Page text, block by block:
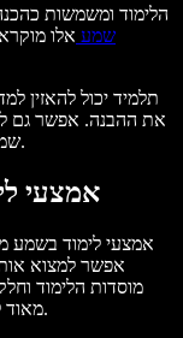
הלימוד ומשמשות
שמע אלו
תלמיד יכול להאזין
את ההבנה. אפשר גם
שמע מאפשרים ריבוי משימות, בדומה לפודקאסטים.
אמצעי
אמצעי לימוד בשמע
אפשר למצוא
מוסדות הלימוד
מאוד למי שרוצה לעבור מבחן קבלה או להצליח בבחנים.